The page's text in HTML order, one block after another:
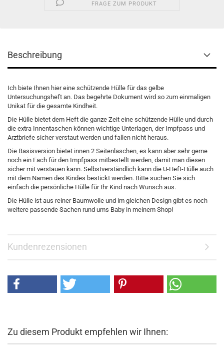
FRAGE ZUM PRODUKT
Beschreibung
Ich biete Ihnen hier eine schützende Hülle für das gelbe
Untersuchungsheft an. Das begehrte Dokument wird so zum einmaligen
Unikat für die gesamte Kindheit.
Die Hülle bietet dem Heft die ganze Zeit eine schützende Hülle und durch
die extra Innentaschen können wichtige Unterlagen, der Impfpass und
Arztbriefe sicher verstaut werden und fallen nicht heraus.
Die Basisversion bietet innen 2 Seitenlaschen, es kann aber sehr gerne
noch ein Fach für den Impfpass mitbestellt werden, damit man diesen
sicher mit verstauen kann. Selbstverständlich kann die U-Heft-Hülle auch
mit dem Namen des Kindes bestickt werden. Bitte suchen Sie sich
einfach die persönliche Hülle für Ihr Kind nach Wunsch aus.
Die Hülle ist aus reiner Baumwolle und im gleichen Design gibt es noch
weitere passende Sachen rund ums Baby in meinem Shop!
Kundenrezensionen
Zu diesem Produkt empfehlen wir Ihnen: